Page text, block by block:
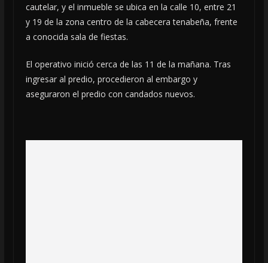
cautelar, y el inmueble se ubica en la calle 10, entre 21
y 19 de la zona centro de la cabecera tenabeña, frente
a conocida sala de fiestas.
El operativo inició cerca de las 11 de la mañana. Tras
ingresar al predio, procedieron al embargo y
aseguraron el predio con candados nuevos.